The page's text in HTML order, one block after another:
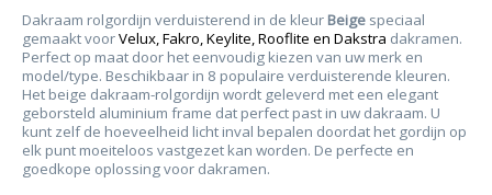
Dakraam rolgordijn verduisterend in de kleur Beige speciaal
gemaakt voorVelux, Fakro, Keylite, Rooflite en Dakstra dakramen.
Perfect op maat door het eenvoudig kiezen van uw merk en
model/type. Beschikbaar in 8 populaire verduisterende kleuren.
Het beige dakraam-rolgordijn wordt geleverd met een elegant
geborsteld aluminium frame dat perfect past in uw dakraam. U
kunt zelf de hoeveelheid licht inval bepalen doordat het gordijn op
elk punt moeiteloos vastgezet kan worden. De perfecte en
goedkope oplossing voor dakramen.